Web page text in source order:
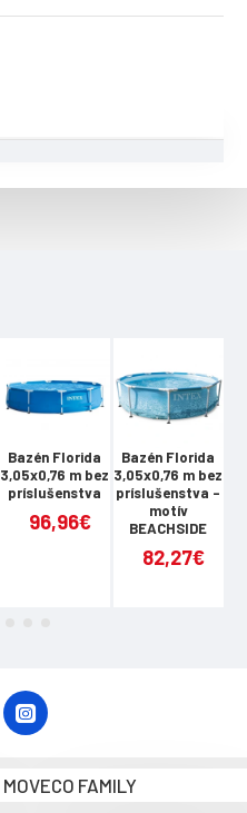
Bazén Florida
3,05x0,76 m bez
príslušenstva
96,96€
Bazén Florida
3,05x0,76 m bez
príslušenstva -
motív
BEACHSIDE
82,27€
MOVECO FAMILY